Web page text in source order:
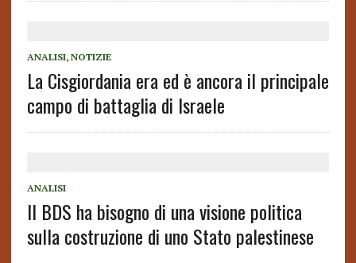
ANALISI, NOTIZIE
La Cisgiordania era ed è ancora il principale
campo di battaglia di Israele
ANALISI
Il BDS ha bisogno di una visione politica
sulla costruzione di uno Stato palestinese